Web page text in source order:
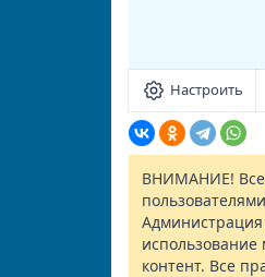
Настроить
ВНИМАНИЕ! Все
использование
контент. Все